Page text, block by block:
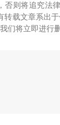
则将追究法
载文章系出
们将立即进行